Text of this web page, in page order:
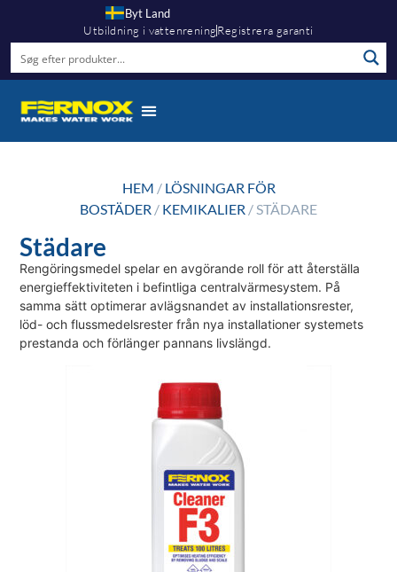
Byt Land
Utbildning i vattenreningRegistrera garanti
HEM / LÖSNINGAR FÖR
BOSTÄDER / KEMIKALIER / STÄDARE
Städare
Rengöringsmedel spelar en avgörande roll för att återställa
energieffektiviteten i befintliga centralvärmesystem. På
samma sätt optimerar avlägsnandet av installationsrester,
löd- och flussmedelsrester från nya installationer systemets
prestanda och förlänger pannans livslängd.